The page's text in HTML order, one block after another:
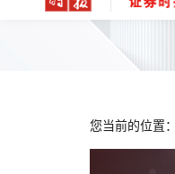
您当前的位置：